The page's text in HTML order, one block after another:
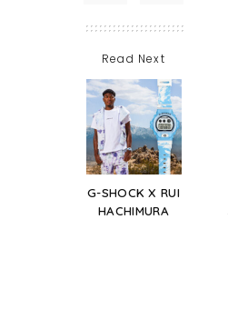
Read Next
G-SHOCK X RUI
HACHIMURA